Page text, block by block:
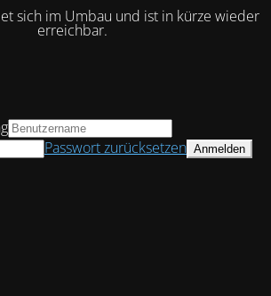
sich im Umbau und ist in kürze wieder
erreichbar.
Passwort zurücksetzen